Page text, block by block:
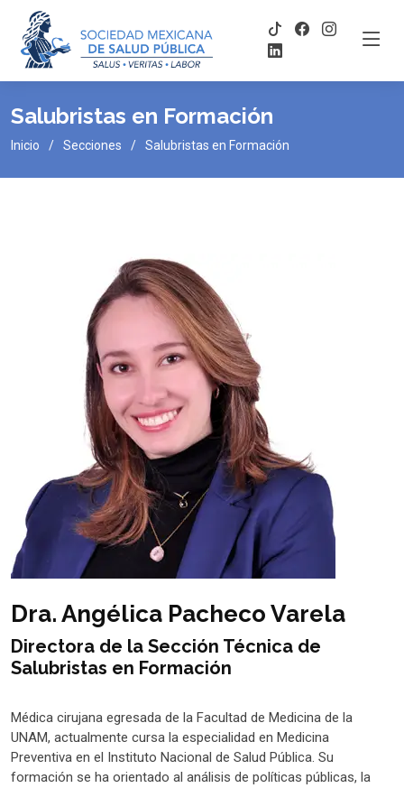
Salubristas en Formación
Inicio Secciones Salubristas en Formación
Dra. Angélica Pacheco Varela
Directora de la Sección Técnica de
Salubristas en Formación
Médica cirujana egresada de la Facultad de Medicina de la
UNAM, actualmente cursa la especialidad en Medicina
Preventiva en el Instituto Nacional de Salud Pública. Su
formación se ha orientado al análisis de políticas públicas, la